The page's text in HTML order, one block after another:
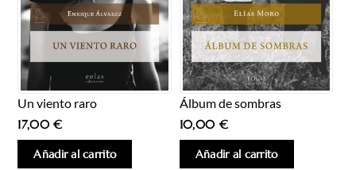
Un viento raro
17,00€
Añadir al carrito
Álbum de sombras
10,00 €
Añadir al carrito